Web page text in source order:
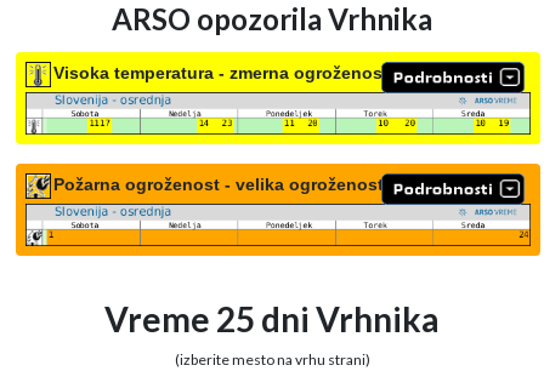
ARSO opozorila Vrhnika
Visoka temperatura - zmerna ogroženost
Požarna ogroženost - velika ogroženost
Vreme 25 dni Vrhnika
(izberite mesto na vrhu strani)